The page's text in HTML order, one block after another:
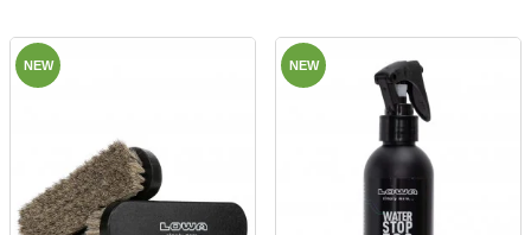
NEW NEW